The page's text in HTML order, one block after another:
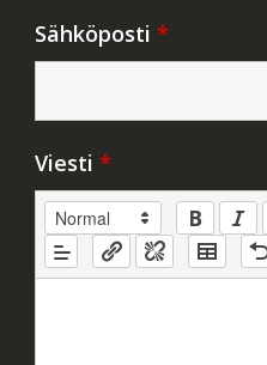
Sähköposti *
Viesti *